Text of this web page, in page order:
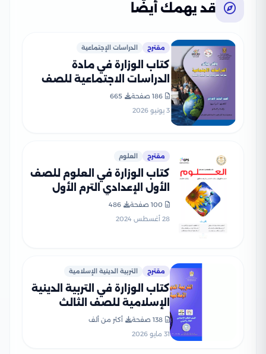
قد يهمك أيضًا
مقترح الدراسات الإجتماعية
كتاب الوزارة في مادة
الدراسات الاجتماعية للصف
PDF
186 صفحة
665
3 يونيو 2026
مقترح العلوم
كتاب الوزارة في العلوم للصف
الأول الإعدادي الترم الأول
2025 بصيغة PDF
100 صفحة
486
28 أغسطس 2024
مقترح التربية الدينية الإسلامية
كتاب الوزارة في التربية الدينية
الإسلامية للصف الثالث
الإعدادي 2026 بصيغة PDF
138 صفحة
أكثر من ألف
31 مايو 2026